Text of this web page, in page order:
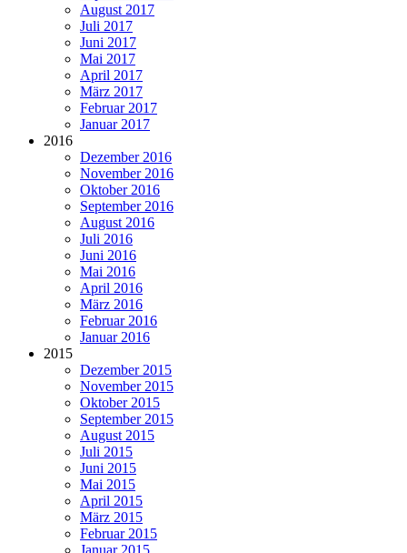
August 2017
Juli 2017
Juni 2017
Mai 2017
April 2017
März 2017
Februar 2017
Januar 2017
2016
Dezember 2016
November 2016
Oktober 2016
September 2016
August 2016
Juli 2016
Juni 2016
Mai 2016
April 2016
März 2016
Februar 2016
Januar 2016
2015
Dezember 2015
November 2015
Oktober 2015
September 2015
August 2015
Juli 2015
Juni 2015
Mai 2015
April 2015
März 2015
Februar 2015
Januar 2015